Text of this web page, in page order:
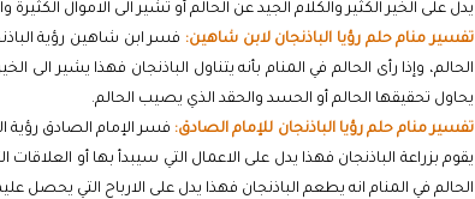
يدل على الخير الكثير والكلام الجيد عن الحالم أو تشير الى الاموال
تفسير منام حلم رؤيا الباذنجان لابن شاهين: فسر ابن شاهين رؤية
الحالم، وإذا رأى الحالم في المنام بأنه يتناول الباذنجان فهذا يشير الى
يحاول تحقيقها الحالم أو الحسد والحقد الذي يصيب الحالم.
تفسير منام حلم رؤيا الباذنجان للإمام الصادق: فسر الإمام الصادق رؤية
يقوم بزراعة الباذنجان فهذا يدل على الاعمال التي سيبدأ بها أو
الحالم في المنام انه يطعم الباذنجان فهذا يدل على الارباح التي يحصل